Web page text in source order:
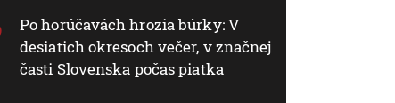
Po horúčavách hrozia búrky: V
desiatich okresoch večer, v značnej
časti Slovenska počas piatka